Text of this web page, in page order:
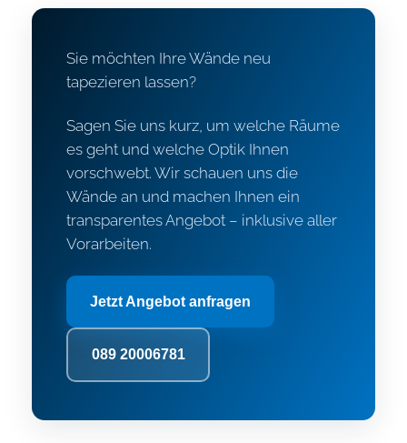
Sie möchten Ihre Wände neu
tapezieren lassen?
Sagen Sie uns kurz, um welche Räume
es geht und welche Optik Ihnen
vorschwebt. Wir schauen uns die
Wände an und machen Ihnen ein
transparentes Angebot – inklusive aller
Vorarbeiten.
Jetzt Angebot anfragen
089 20006781